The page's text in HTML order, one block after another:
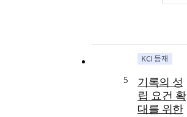
5
기록의 성
립 요건 확
대를 위한